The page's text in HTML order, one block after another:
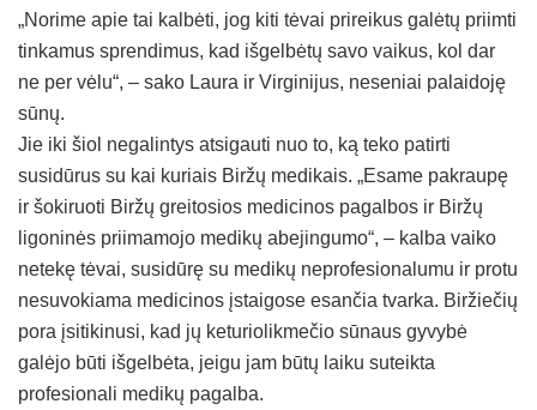
„Norime apie tai kalbėti, jog kiti tėvai prireikus galėtų priimti
tinkamus sprendimus, kad išgelbėtų savo vaikus, kol dar
ne per vėlu“, – sako Laura ir Virginijus, neseniai palaidoję
sūnų.
Jie iki šiol negalintys atsigauti nuo to, ką teko patirti
susidūrus su kai kuriais Biržų medikais. „Esame pakraupę
ir šokiruoti Biržų greitosios medicinos pagalbos ir Biržų
ligoninės priimamojo medikų abejingumo“, – kalba vaiko
netekę tėvai, susidūrę su medikų neprofesionalumu ir protu
nesuvokiama medicinos įstaigose esančia tvarka. Biržiečių
pora įsitikinusi, kad jų keturiolikmečio sūnaus gyvybė
galėjo būti išgelbėta, jeigu jam būtų laiku suteikta
profesionali medikų pagalba.